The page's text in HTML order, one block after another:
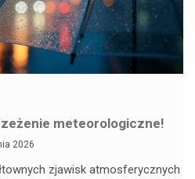
meteorologiczne!
2026
zjawisk atmosferycznych